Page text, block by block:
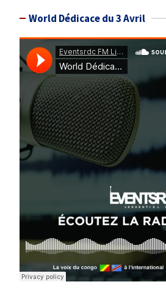
World Dédicace du 3 Avril